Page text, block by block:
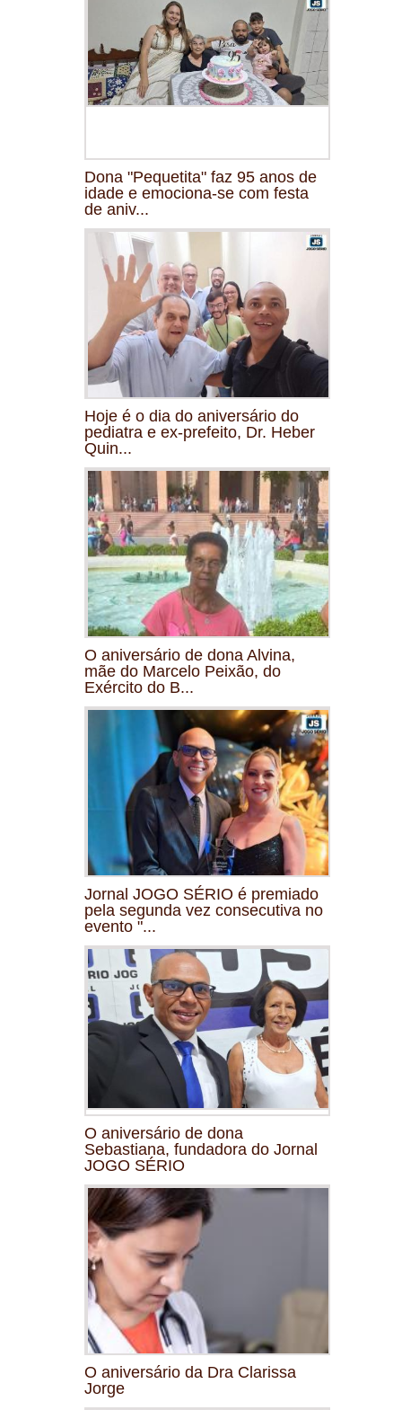
Dona "Pequetita" faz 95 anos de
idade e emociona-se com festa
de aniv...
Hoje é o dia do aniversário do
pediatra e ex-prefeito, Dr. Heber
Quin...
O aniversário de dona Alvina,
mãe do Marcelo Peixão, do
Exército do B...
Jornal JOGO SÉRIO é premiado
pela segunda vez consecutiva no
evento "...
O aniversário de dona
Sebastiana, fundadora do Jornal
JOGO SÉRIO
O aniversário da Dra Clarissa
Jorge